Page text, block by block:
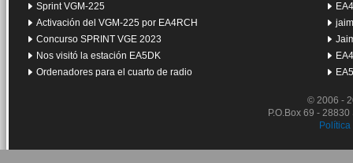
Sprint VGM-225
Activación del VGM-225 por EA4RCH
Concurso SPRINT VGE 2023
Nos visitó la estación EA5DK
Ordenadores para el cuarto de radio
© 2006 -
P.O.Box 69 -